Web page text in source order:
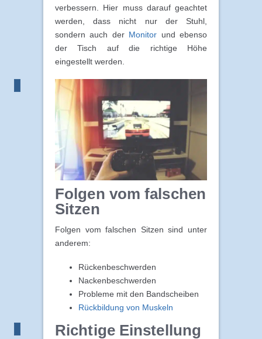
verbessern. Hier muss darauf geachtet
werden, dass nicht nur der Stuhl,
sondern auch der Monitor und ebenso
der Tisch auf die richtige Höhe
eingestellt werden.
Folgen vom falschen
Sitzen
Folgen vom falschen Sitzen sind unter
anderem:
Rückenbeschwerden
Nackenbeschwerden
Probleme mit den Bandscheiben
Rückbildung von Muskeln
Richtige Einstellung